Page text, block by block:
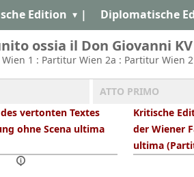
Edition | Diplomatische
ossia il Don Giovanni KV
1 : Partitur Wien 2a : Partitur Wien
ATTO PRIMO
vertonten Textes
ohne Scena ultima
Kritische
der Wiener
ultima